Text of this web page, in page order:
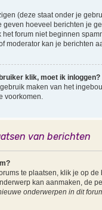
(deze staat onder je
geven hoeveel berichten je
forum niet beginnen
moderator kan je berichten
klik, moet ik inloggen?
maken van het
voorkomen.
van berichten
te plaatsen, klik je op
kan aanmaken, de
onderwerpen in dit